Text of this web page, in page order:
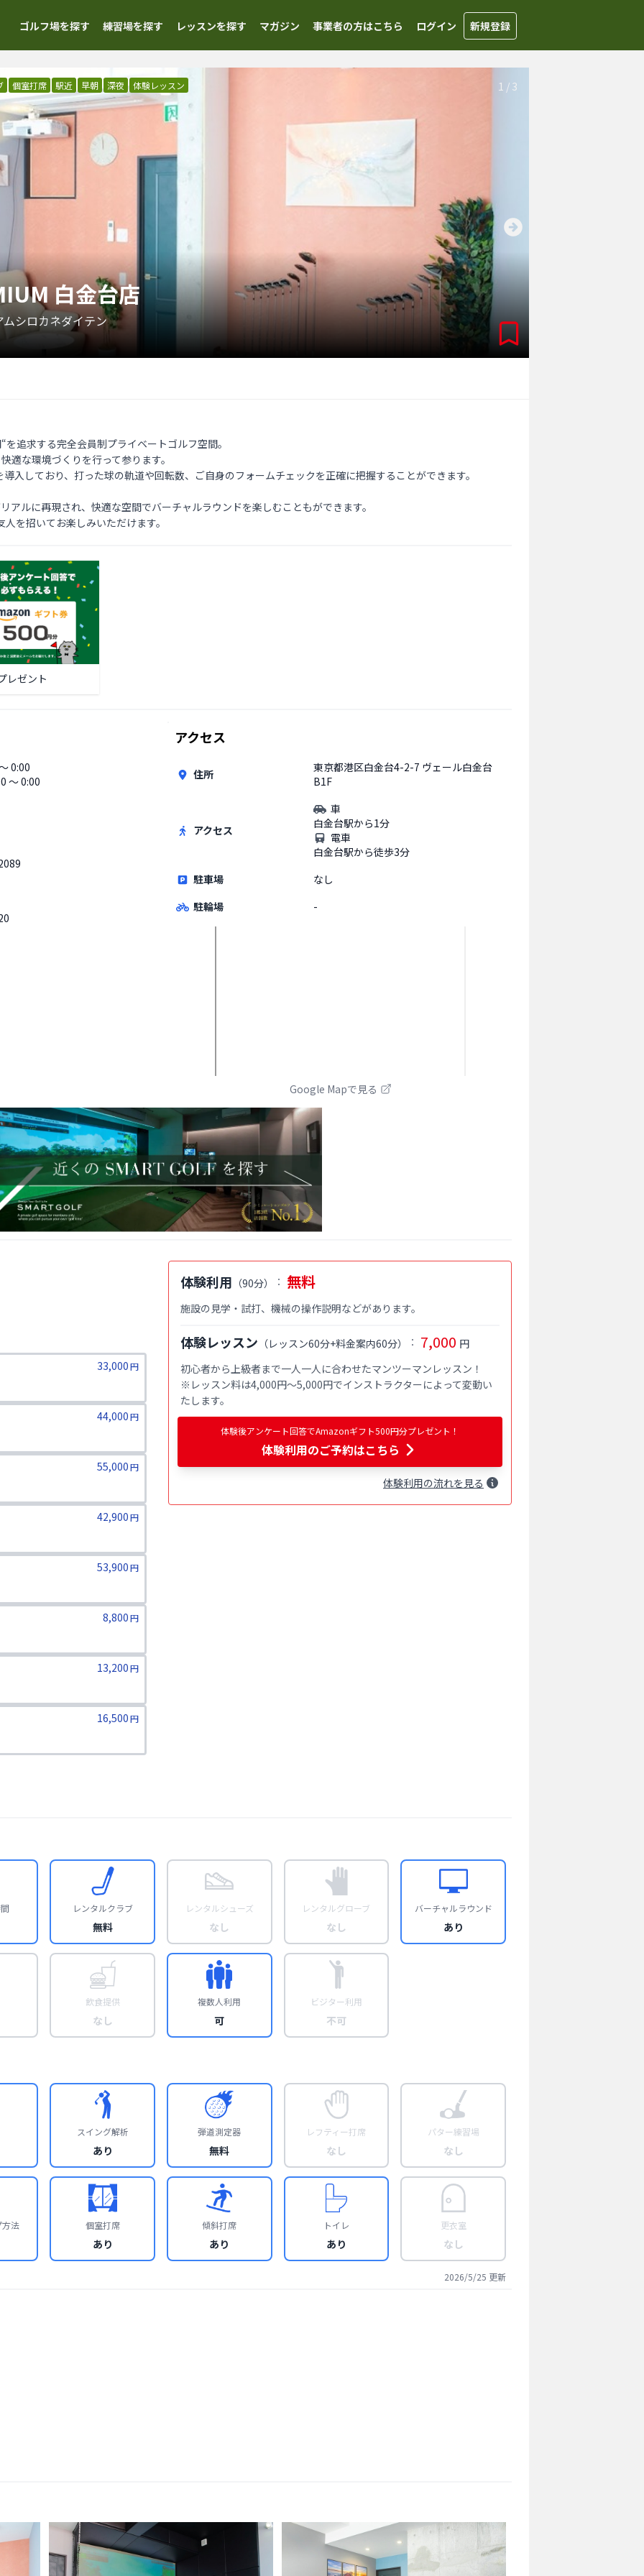
ゴルフ場を探す 練習場を探す レッスンを探す マガジン 事業者の方はこちら ログイン 新規登録
1 / 3
個室打席 駅近 早朝 深夜 体験レッスン
白金台店
シロカネダイテン
追求する完全会員制プライベートゴルフ空間。
適な環境づくりを行って参ります。
入しており、打った球の軌道や回転数、ご自身のフォームチェックを正確に把握することができます。
アルに再現され、快適な空間でバーチャルラウンドを楽しむこともができます。
を招いてお楽しみいただけます。
レゼント
0:00
〜 0:00
アクセス
住所
東京都港区白金台4-2-7 ヴェール白金台
B1F
アクセス
車
白金台駅から1分
電車
白金台駅から徒歩3分
駐車場
なし
駐輪場
-
Google Mapで見る
33,000円
44,000円
55,000円
42,900円
す。二親等までのご家族が対象
53,900円
す。二親等までのご家族が対象
8,800円
13,200円
16,500円
体験利用 （90分） ： 無料
施設の見学・試打、機械の操作説明などがあります。
体験レッスン （レッスン60分+料金案内60分） ： 7,000 円
初心者から上級者まで一人一人に合わせたマンツーマンレッスン！
※レッスン料は4,000円〜5,000円でインストラクターによって変動い
たします。
体験後アンケート回答でAmazonギフト500円分プレゼント！
体験利用のご予約はこちら
体験利用の流れを見る
レンタルクラブ
無料
レンタルシューズ
なし
レンタルグローブ
なし
バーチャルラウンド
あり
飲食提供
なし
複数人利用
可
ビジター利用
不可
スイング解析
あり
弾道測定器
無料
レフティー打席
なし
パター練習場
なし
方法 個室打席
あり
傾斜打席
あり
トイレ
あり
更衣室
なし
2026/5/25 更新